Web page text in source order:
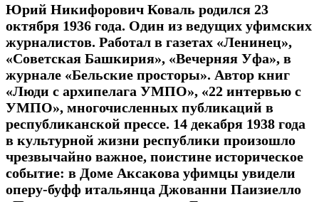
Юрий Никифорович Коваль родился 23
октября 1936 года. Один из ведущих уфимских
журналистов. Работал в газетах «Ленинец»,
«Советская Башкирия», «Вечерняя Уфа», в
журнале «Бельские просторы». Автор книг
«Люди с архипелага УМПО», «22 интервью с
УМПО», многочисленных публикаций в
республиканской прессе. 14 декабря 1938 года
в культурной жизни республики произошло
чрезвычайно важное, поистине историческое
событие: в Доме Аксакова уфимцы увидели
оперу-буфф итальянца Джованни Паизиелло